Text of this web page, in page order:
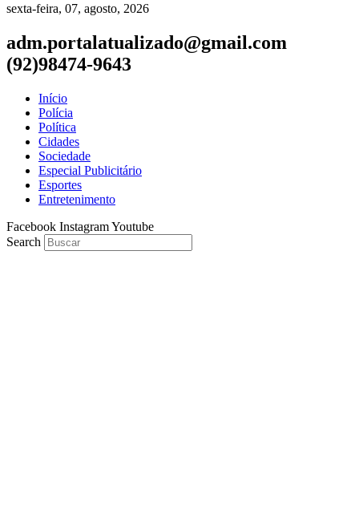
sexta-feira, 07, agosto, 2026
adm.portalatualizado@gmail.com
(92)98474-9643
Início
Polícia
Política
Cidades
Sociedade
Especial Publicitário
Esportes
Entretenimento
Facebook InstagramYoutube
Search